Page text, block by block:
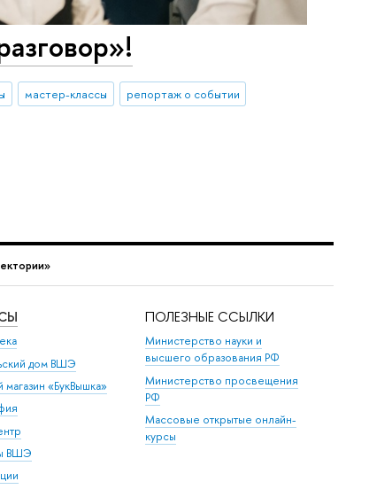
мастер-классы репортаж о событии
дом ВШЭ
«БукВышка»
ВШЭ
ПОЛЕЗНЫЕ ССЫЛКИ
Министерство науки и
высшего образования РФ
Министерство просвещения
РФ
Массовые открытые онлайн-
курсы